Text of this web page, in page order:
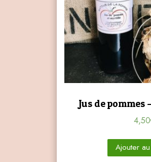
Jus de pommes
4,50
Ajouter